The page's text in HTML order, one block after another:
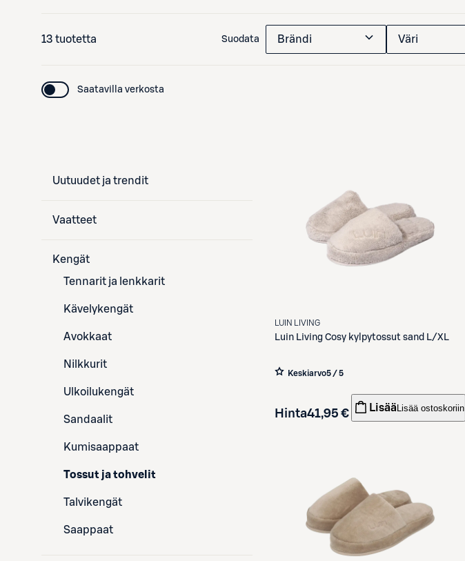
13 tuotetta Suodata Brändi Väri
Saatavilla verkosta
Uutuudet ja trendit
Vaatteet
Kengät
Tennarit ja lenkkarit
Kävelykengät
Avokkaat
Nilkkurit
Ulkoilukengät
Sandaalit
Kumisaappaat
Tossut ja tohvelit
Talvikengät
Saappaat
LUIN LIVING
Luin Living Cosy kylpytossut sand L/XL
Keskiarvo5 / 5
Hinta41,95 € Lisää Lisää ostoskoriin